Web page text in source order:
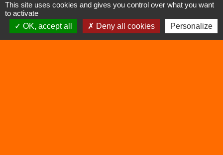
Contacts
Commune de Vertrieu
This site uses cookies and gives you control over what you want
to activate
OK, accept all
Deny all cookies Personalize